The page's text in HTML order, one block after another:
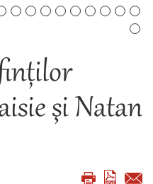
şi Natan